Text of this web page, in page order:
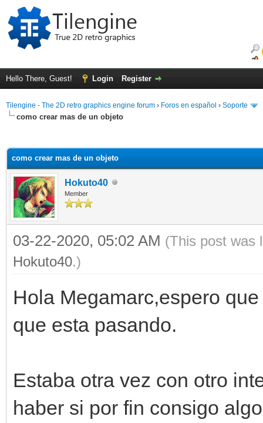
Hello There, Guest! Login Register
Tilengine - The 2D retro graphics engine forum › Foros en español › Soporte
como crear mas de un objeto
como crear mas de un objeto
Hokuto40
Member
03-22-2020, 05:02 AM (This post was
Hokuto40.)
Hola Megamarc,espero
que esta pasando.
Estaba otra vez con otro
haber si por fin consigo